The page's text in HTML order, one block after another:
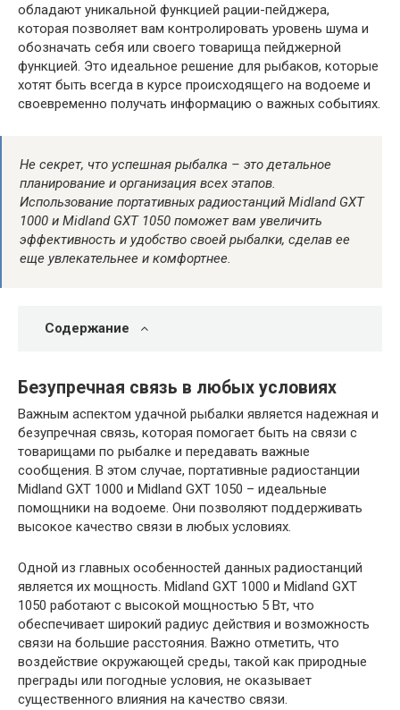
обладают уникальной функцией рации-пейджера,
которая позволяет вам контролировать уровень шума и
обозначать себя или своего товарища пейджерной
функцией. Это идеальное решение для рыбаков, которые
хотят быть всегда в курсе происходящего на водоеме и
своевременно получать информацию о важных событиях.
Не секрет, что успешная рыбалка – это детальное
планирование и организация всех этапов.
Использование портативных радиостанций Midland GXT
1000 и Midland GXT 1050 поможет вам увеличить
эффективность и удобство своей рыбалки, сделав ее
еще увлекательнее и комфортнее.
Содержание
Безупречная связь в любых условиях
Важным аспектом удачной рыбалки является надежная и
безупречная связь, которая помогает быть на связи с
товарищами по рыбалке и передавать важные
сообщения. В этом случае, портативные радиостанции
Midland GXT 1000 и Midland GXT 1050 – идеальные
помощники на водоеме. Они позволяют поддерживать
высокое качество связи в любых условиях.
Одной из главных особенностей данных радиостанций
является их мощность. Midland GXT 1000 и Midland GXT
1050 работают с высокой мощностью 5 Вт, что
обеспечивает широкий радиус действия и возможность
связи на большие расстояния. Важно отметить, что
воздействие окружающей среды, такой как природные
преграды или погодные условия, не оказывает
существенного влияния на качество связи.